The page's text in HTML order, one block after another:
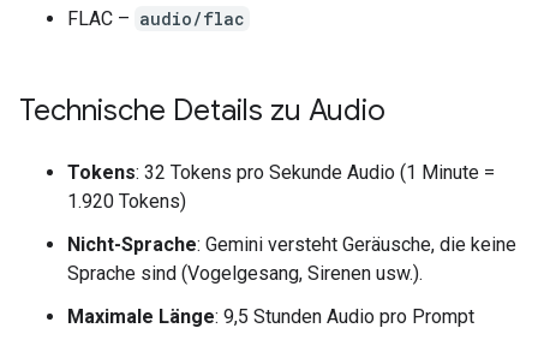
FLAC – audio/flac
Technische Details zu Audio
Tokens: 32 Tokens pro Sekunde Audio (1 Minute =
1.920 Tokens)
Nicht-Sprache: Gemini versteht Geräusche, die keine
Sprache sind (Vogelgesang, Sirenen usw.).
Maximale Länge: 9,5 Stunden Audio pro Prompt